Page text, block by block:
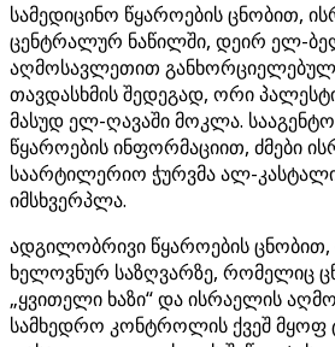
სამედიცინო წყაროების ცნობით,
ცენტრალურ ნაწილში, დეირ ელ-
აღმოსავლეთით
თავდასხმის შედეგად, ორი
მასუდ ელ-ღავაში მოკლა.
წყაროების ინფორმაციით, ძმები
საარტილერიო ჭურვმა ალ-
იმსხვერპლა.
ადგილობრივი წყაროების ცნობით,
ხელოვნურ საზღვარზე, რომელიც
„ყვითელი ხაზი“ და ისრაელის
სამხედრო კონტროლის ქვეშ მყოფ